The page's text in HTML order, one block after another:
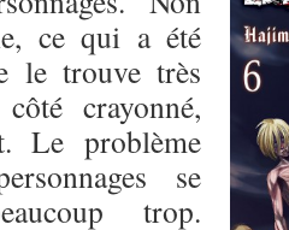
ce qui a été
le trouve très
crayonné,
Le problème
se
trop.